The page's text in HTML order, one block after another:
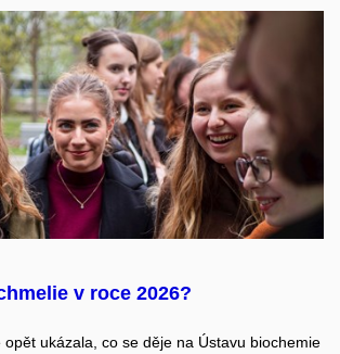
v roce 2026?
opět ukázala, co se děje na Ústavu biochemie